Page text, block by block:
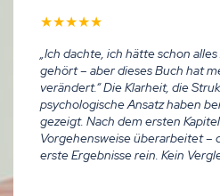
★★★★★
„Ich dachte, ich hätte schon
gehört – aber dieses Buch hat
verändert.“ Die Klarheit, die
psychologische Ansatz haben
gezeigt. Nach dem ersten
Vorgehensweise überarbeitet –
erste Ergebnisse rein. Kein